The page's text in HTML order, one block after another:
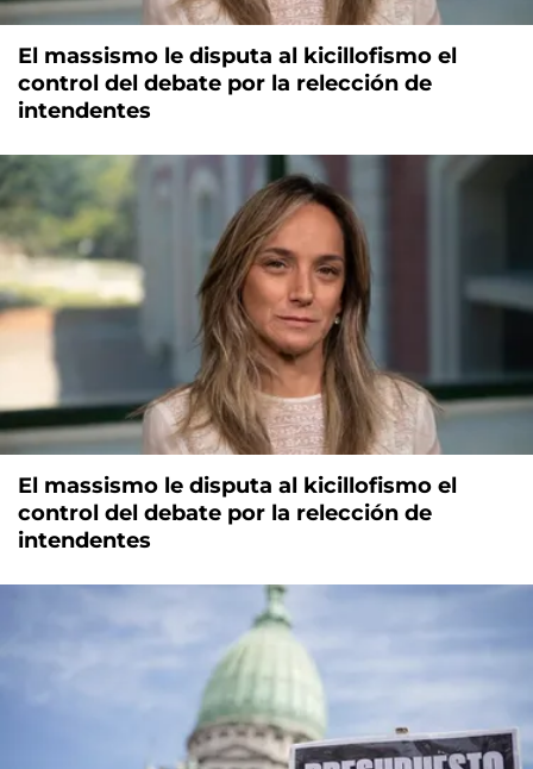
El massismo le disputa al kicillofismo el
control del debate por la relección de
intendentes
El massismo le disputa al kicillofismo el
control del debate por la relección de
intendentes